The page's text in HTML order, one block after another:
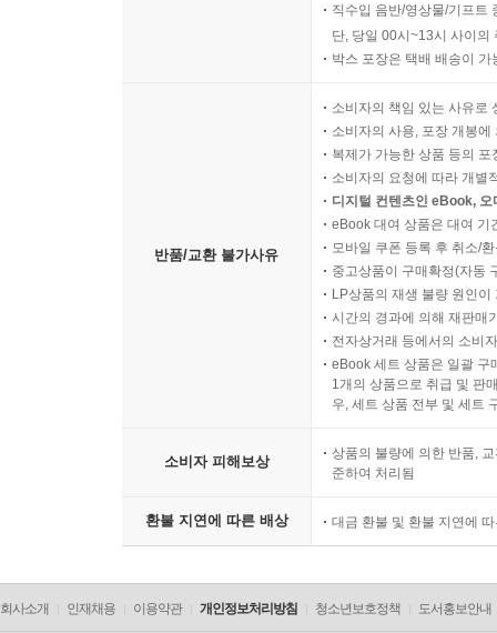
직수입 음반/영상물/기프트
단, 당일 00시~13시 사이의
박스 포장은 택배 배송이
반품/교환 불가사유
소비자의 책임 있는 사유로
소비자의 사용, 포장 개봉
복제가 가능한 상품 등의
소비자의 요청에 따라 개별
디지털 컨텐츠인 eBook,
eBook 대여 상품은 대여 기
모바일 쿠폰 등록 후 취소/
중고상품이 구매확정(자동
LP상품의 재생 불량 원인
시간의 경과에 의해 재판매
전자상거래 등에서의 소비
eBook 세트 상품은 일괄 구
1개의 상품으로 취급 및 판
우, 세트 상품 전부 및 세트
소비자 피해보상
상품의 불량에 의한 반품,
준하여 처리됨
환불 지연에 따른 배상 대금 환불 및 환불 지연에
회사소개 인재채용 이용약관 개인정보처리방침 청소년보호정책 도서홍보안내